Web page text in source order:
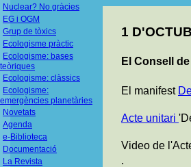
Nuclear? No gràcies
EG i OGM
Grup de tòxics
Ecologisme pràctic
Ecologisme: bases
teòriques
Ecologisme: clàssics
Ecologisme:
emergències planetàries
Novetats
Agenda
e-Biblioteca
Documentació
La Revista
1
El Consell
El manifest
Acte unitari
Video de
.